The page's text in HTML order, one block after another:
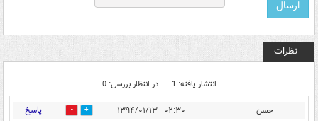
نظرات
انتشار یافته: 1 در انتظار بررسی: 0
حسن ۰۲:۳۰ - ۱۳۹۴/۰۱/۱۳ 0 پاسخ